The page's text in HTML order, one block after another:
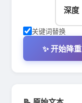
深度
关键词替换
✨ 开始降重